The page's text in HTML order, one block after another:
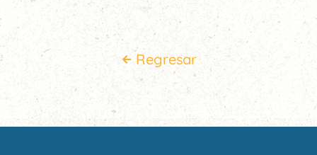
Regresar